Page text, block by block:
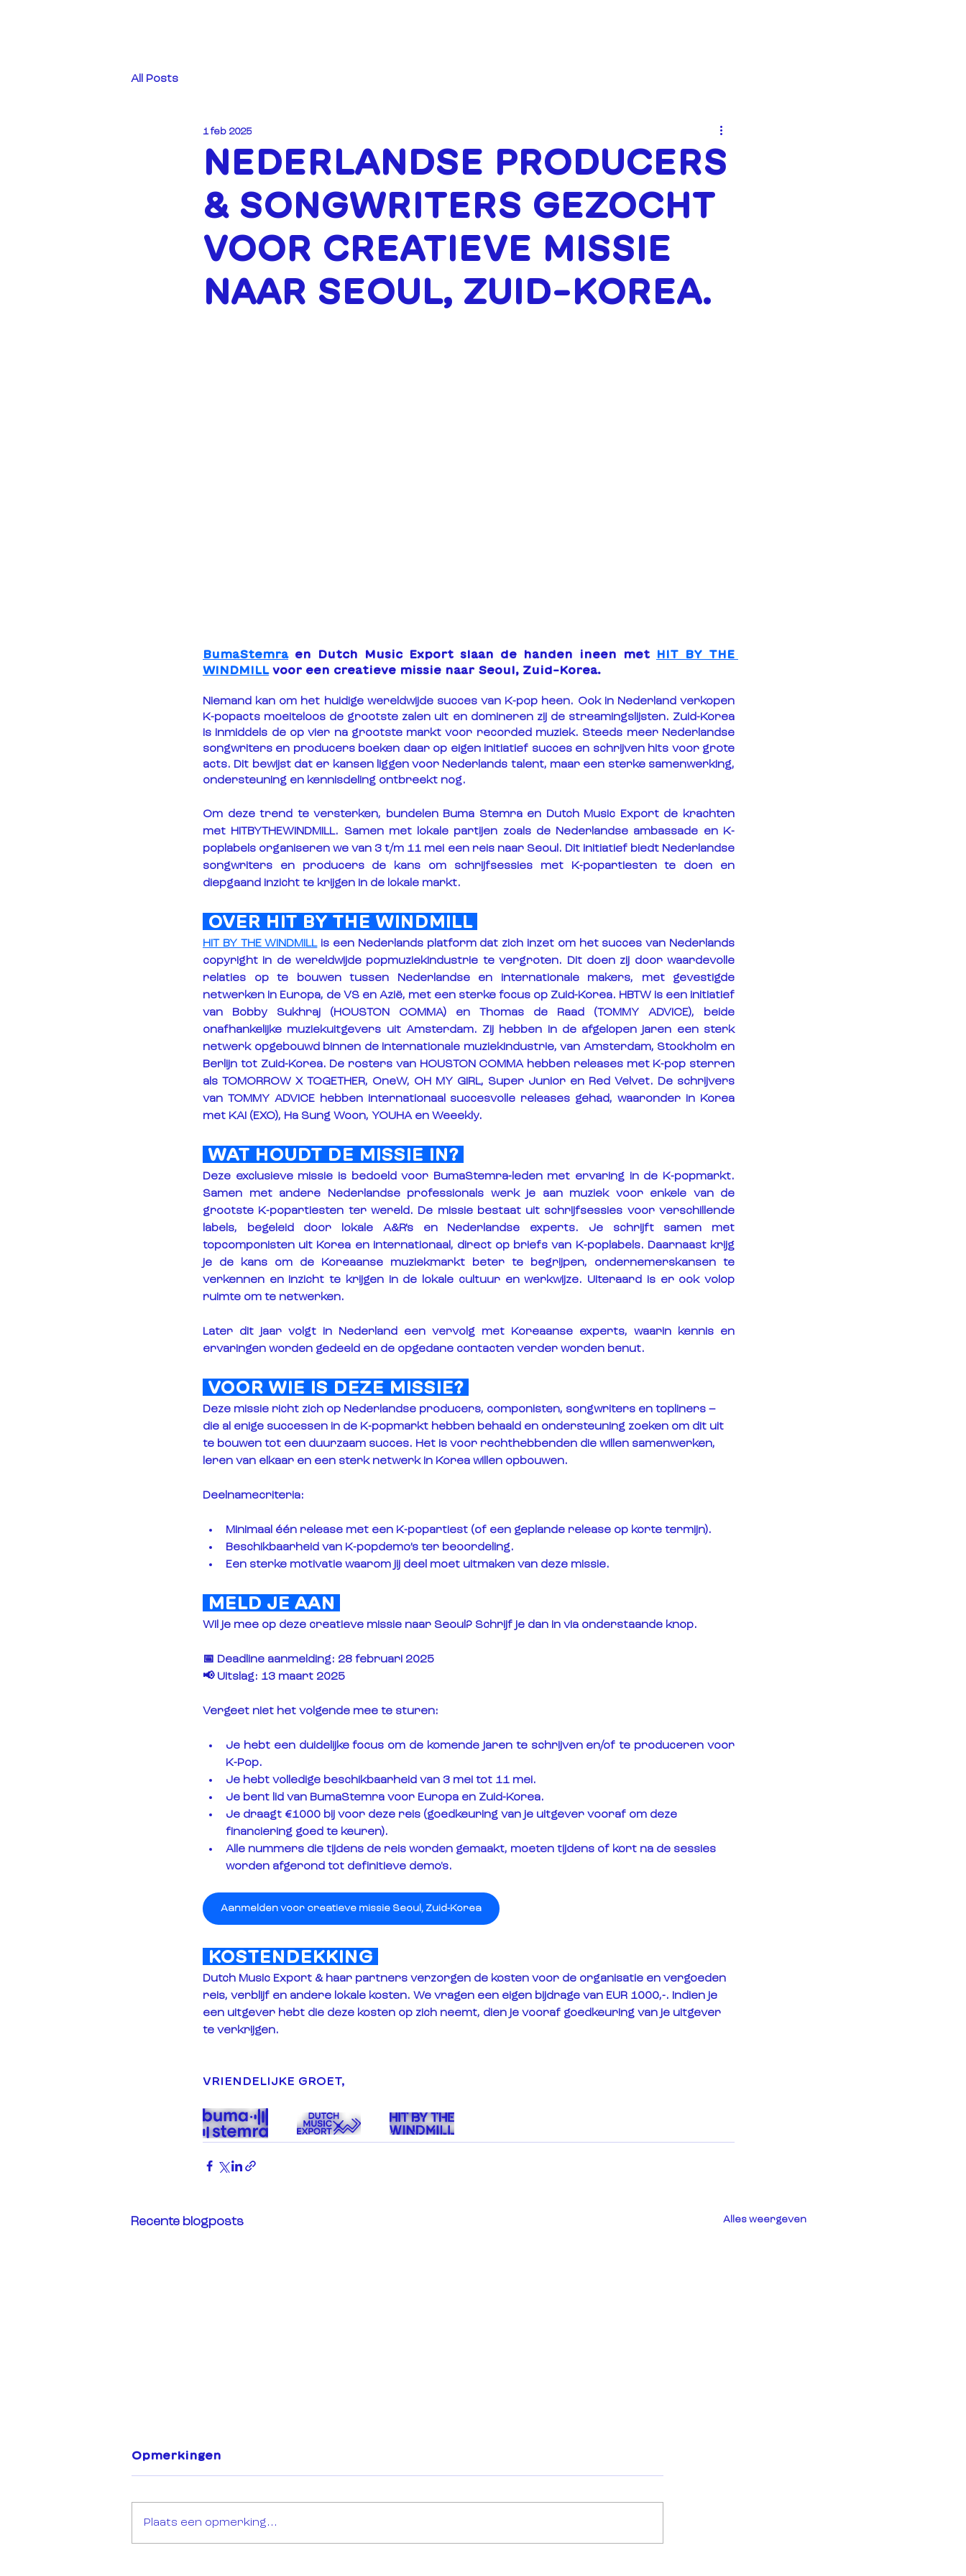
All Posts
NEDERLANDSE PRODUCERS
& SONGWRITERS GEZOCHT
VOOR CREATIEVE MISSIE
NAAR SEOUL, ZUID-KOREA.
1 feb 2025
BumaStemra en Dutch Music Export slaan de handen ineen met
HIT BY THE
WINDMILL voor een creatieve missie naar Seoul, Zuid-Korea.
Niemand kan om het huidige wereldwijde succes van K-pop heen. Ook in Nederland verkopen
K-popacts moeiteloos de grootste zalen uit en domineren zij de streamingslijsten. Zuid-Korea
is inmiddels de op vier na grootste markt voor recorded muziek. Steeds meer Nederlandse
songwriters en producers boeken daar op eigen initiatief succes en schrijven hits voor grote
acts. Dit bewijst dat er kansen liggen voor Nederlands talent, maar een sterke samenwerking,
ondersteuning en kennisdeling ontbreekt nog.
Om deze trend te versterken, bundelen Buma Stemra en Dutch Music Export de krachten
met HITBYTHEWINDMILL. Samen met lokale partijen zoals de Nederlandse ambassade en K-
poplabels organiseren we van 3 t/m 11 mei een reis naar Seoul. Dit initiatief biedt Nederlandse
songwriters en producers de kans om schrijfsessies met K-popartiesten te doen en
diepgaand inzicht te krijgen in de lokale markt.
OVER HIT BY THE WINDMILL
HIT BY THE WINDMILL is een Nederlands platform dat zich inzet om het succes van Nederlands
copyright in de wereldwijde popmuziekindustrie te vergroten. Dit doen zij door waardevolle
relaties op te bouwen tussen Nederlandse en internationale makers, met gevestigde
netwerken in Europa, de VS en Azië, met een sterke focus op Zuid-Korea. HBTW is een initiatief
van Bobby Sukhraj (HOUSTON COMMA) en Thomas de Raad (TOMMY ADVICE), beide
onafhankelijke muziekuitgevers uit Amsterdam. Zij hebben in de afgelopen jaren een sterk
netwerk opgebouwd binnen de internationale muziekindustrie, van Amsterdam, Stockholm en
Berlijn tot Zuid-Korea. De rosters van HOUSTON COMMA hebben releases met K-pop sterren
als TOMORROW X TOGETHER, OneW, OH MY GIRL, Super Junior en Red Velvet. De schrijvers
van TOMMY ADVICE hebben internationaal succesvolle releases gehad, waaronder in Korea
met KAI (EXO), Ha Sung Woon, YOUHA en Weeekly.
WAT HOUDT DE MISSIE IN?
Deze exclusieve missie is bedoeld voor BumaStemra-leden met ervaring in de K-popmarkt.
Samen met andere Nederlandse professionals werk je aan muziek voor enkele van de
grootste K-popartiesten ter wereld. De missie bestaat uit schrijfsessies voor verschillende
labels, begeleid door lokale A&R’s en Nederlandse experts. Je schrijft samen met
topcomponisten uit Korea en internationaal, direct op briefs van K-poplabels. Daarnaast krijg
je de kans om de Koreaanse muziekmarkt beter te begrijpen, ondernemerskansen te
verkennen en inzicht te krijgen in de lokale cultuur en werkwijze. Uiteraard is er ook volop
ruimte om te netwerken.
Later dit jaar volgt in Nederland een vervolg met Koreaanse experts, waarin kennis en
ervaringen worden gedeeld en de opgedane contacten verder worden benut.
VOOR WIE IS DEZE MISSIE?
Deze missie richt zich op Nederlandse producers, componisten, songwriters en topliners –
die al enige successen in de K-popmarkt hebben behaald en ondersteuning zoeken om dit uit
te bouwen tot een duurzaam succes. Het is voor rechthebbenden die willen samenwerken,
leren van elkaar en een sterk netwerk in Korea willen opbouwen.
Deelnamecriteria:
Minimaal één release met een K-popartiest (of een geplande release op korte termijn).
Beschikbaarheid van K-popdemo’s ter beoordeling.
Een sterke motivatie waarom jij deel moet uitmaken van deze missie.
MELD JE AAN
Wil je mee op deze creatieve missie naar Seoul? Schrijf je dan in via onderstaande knop.
📅 Deadline aanmelding: 28 februari 2025
📢 Uitslag: 13 maart 2025
Vergeet niet het volgende mee te sturen:
Je hebt een duidelijke focus om de komende jaren te schrijven en/of te produceren voor
K-Pop.
Je hebt volledige beschikbaarheid van 3 mei tot 11 mei.
Je bent lid van BumaStemra voor Europa en Zuid-Korea.
Je draagt €1000 bij voor deze reis (goedkeuring van je uitgever vooraf om deze
financiering goed te keuren).
Alle nummers die tijdens de reis worden gemaakt, moeten tijdens of kort na de sessies
worden afgerond tot definitieve demo's.
Aanmelden voor creatieve missie Seoul, Zuid-Korea
KOSTENDEKKING
Dutch Music Export & haar partners verzorgen de kosten voor de organisatie en vergoeden
reis, verblijf en andere lokale kosten. We vragen een eigen bijdrage van EUR 1000,-. Indien je
een uitgever hebt die deze kosten op zich neemt, dien je vooraf goedkeuring van je uitgever
te verkrijgen.
VRIENDELIJKE GROET,
Recente blogposts Alles weergeven
Opmerkingen
Plaats een opmerking...